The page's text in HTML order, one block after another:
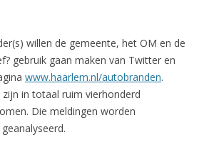
willen de gemeente, het OM en de
gebruik gaan maken van Twitter en
www.haarlem.nl/autobranden.
in totaal ruim vierhonderd
Die meldingen worden